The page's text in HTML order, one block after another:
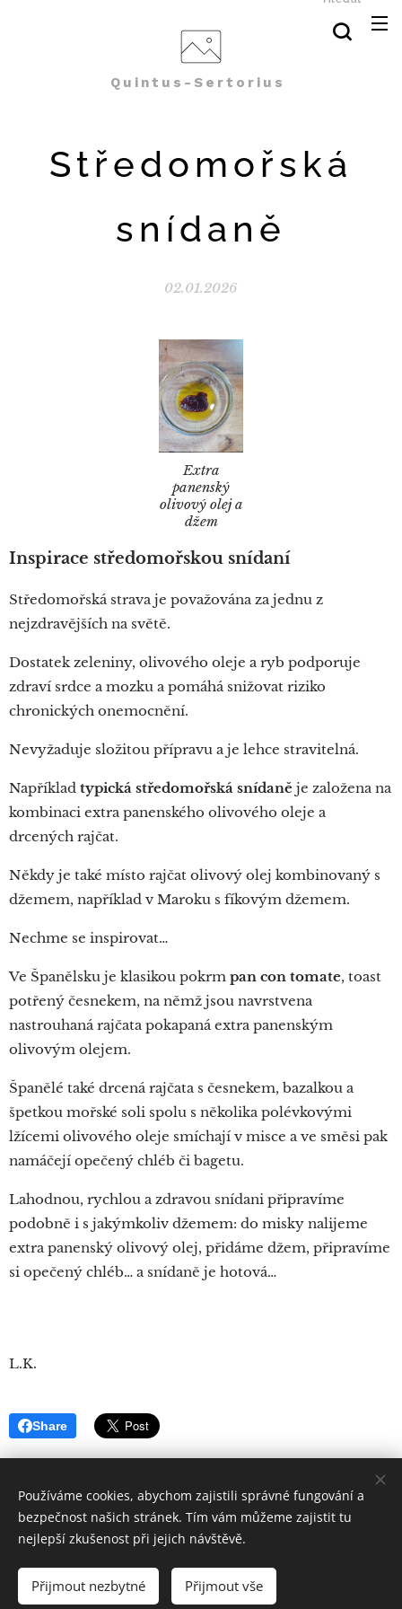
Quintus-Sertorius
Středomořská
snídaně
02.01.2026
Extra
panenský
olivový olej a
džem
Inspirace středomořskou snídaní
Středomořská strava je považována za jednu z
nejzdravějších na světě.
Dostatek zeleniny, olivového oleje a ryb podporuje
zdraví srdce a mozku a pomáhá snižovat riziko
chronických onemocnění.
Nevyžaduje složitou přípravu a je lehce stravitelná.
Například typická středomořská snídaně je založena na
kombinaci extra panenského olivového oleje a
drcených rajčat.
Někdy je také místo rajčat olivový olej kombinovaný s
džemem, například v Maroku s fíkovým džemem.
Nechme se inspirovat…
Ve Španělsku je klasikou pokrm pan con tomate, toast
potřený česnekem, na němž jsou navrstvena
nastrouhaná rajčata pokapaná extra panenským
olivovým olejem.
Španělé také drcená rajčata s česnekem, bazalkou a
špetkou mořské soli spolu s několika polévkovými
lžícemi olivového oleje smíchají v misce a ve směsi pak
namáčejí opečený chléb či bagetu.
Lahodnou, rychlou a zdravou snídani připravíme
podobně i s jakýmkoliv džemem: do misky nalijeme
extra panenský olivový olej, přidáme džem, připravíme
si opečený chléb… a snídaně je hotová…
L.K.
Share
QuintusSertorius
Všechna práva vyhrazena 2019
Vytvořeno službou
Webnode
Používáme cookies, abychom zajistili správné fungování a
bezpečnost našich stránek. Tím vám můžeme zajistit tu
nejlepší zkušenost při jejich návštěvě.
Přijmout nezbytné Přijmout vše